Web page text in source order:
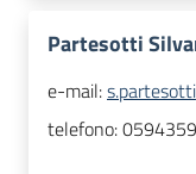
Partesotti
e-mail:
telefono: